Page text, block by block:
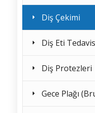
Diş Çekimi
Diş Eti
Diş Protezleri
Gece Plağı